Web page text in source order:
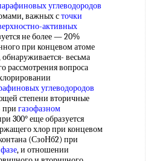
углеводородов
важных сточки
активных
не более — 20%
при концевом атоме
весьма
рассмотрения вопроса
углеводородов
степени вторичные
при газофазном
300° еще образуется
хлор при концевом
(СзоНб2) при
, и отношении